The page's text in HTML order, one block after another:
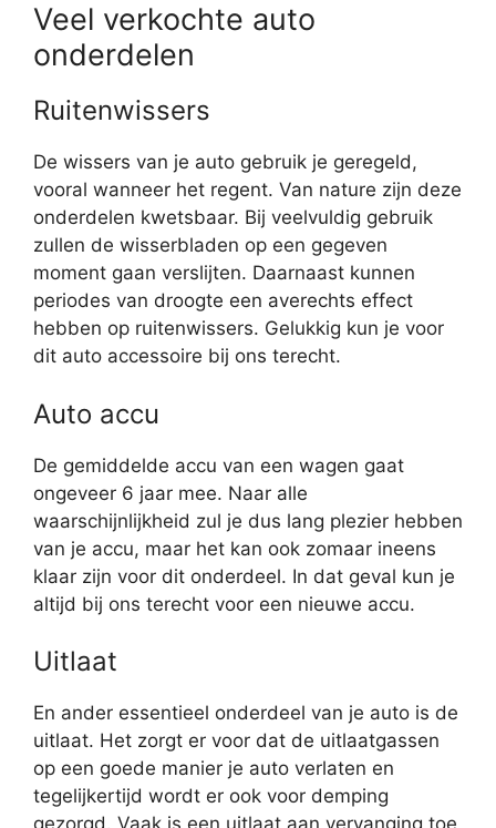
Veel verkochte auto
onderdelen
Ruitenwissers
De wissers van je auto gebruik je geregeld,
vooral wanneer het regent. Van nature zijn deze
onderdelen kwetsbaar. Bij veelvuldig gebruik
zullen de wisserbladen op een gegeven
moment gaan verslijten. Daarnaast kunnen
periodes van droogte een averechts effect
hebben op ruitenwissers. Gelukkig kun je voor
dit auto accessoire bij ons terecht.
Auto accu
De gemiddelde accu van een wagen gaat
ongeveer 6 jaar mee. Naar alle
waarschijnlijkheid zul je dus lang plezier hebben
van je accu, maar het kan ook zomaar ineens
klaar zijn voor dit onderdeel. In dat geval kun je
altijd bij ons terecht voor een nieuwe accu.
Uitlaat
En ander essentieel onderdeel van je auto is de
uitlaat. Het zorgt er voor dat de uitlaatgassen
op een goede manier je auto verlaten en
tegelijkertijd wordt er ook voor demping